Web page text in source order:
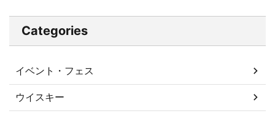
Categories
イベント・フェス
ウイスキー